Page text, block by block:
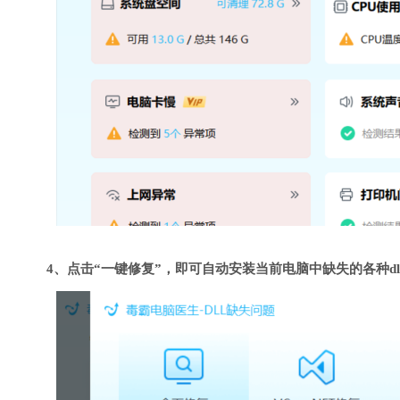
4、点击“一键修复”，即可自动安装当前电脑中缺失的各种